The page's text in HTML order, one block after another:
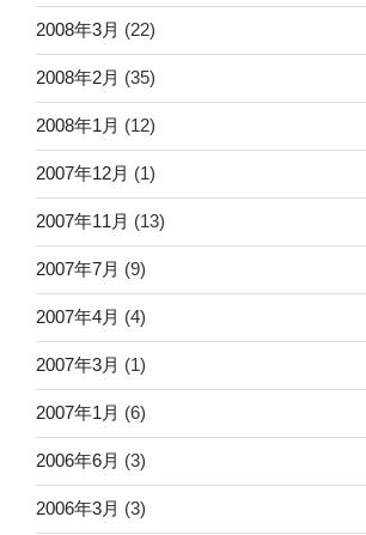
2008年3月 (22)
2008年2月 (35)
2008年1月 (12)
2007年12月 (1)
2007年11月 (13)
2007年7月 (9)
2007年4月 (4)
2007年3月 (1)
2007年1月 (6)
2006年6月 (3)
2006年3月 (3)